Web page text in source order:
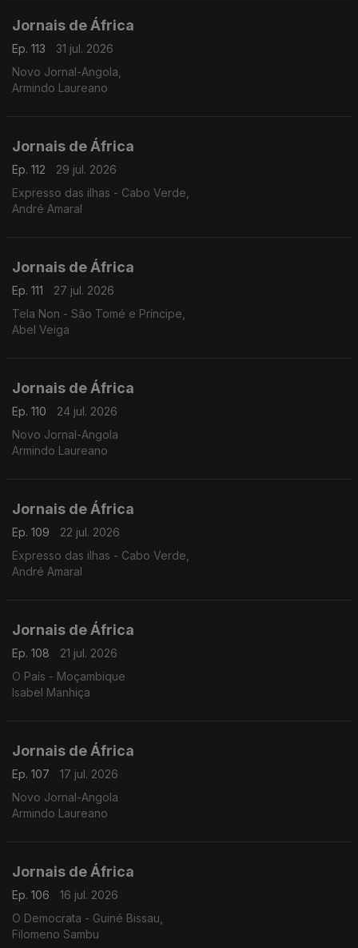
Jornais de África
Ep. 113
31 jul. 2026
Novo Jornal-Angola,
Armindo Laureano
Jornais de África
Ep. 112
29 jul. 2026
Expresso das ilhas - Cabo Verde,
André Amaral
Jornais de África
Ep. 111
27 jul. 2026
Tela Non - São Tomé e Príncipe,
Abel Veiga
Jornais de África
Ep. 110
24 jul. 2026
Novo Jornal-Angola
Armindo Laureano
Jornais de África
Ep. 109
22 jul. 2026
Expresso das ilhas - Cabo Verde,
André Amaral
Jornais de África
Ep. 108
21 jul. 2026
O País - Moçambique
Isabel Manhiça
Jornais de África
Ep. 107
17 jul. 2026
Novo Jornal-Angola
Armindo Laureano
Jornais de África
Ep. 106
16 jul. 2026
O Democrata - Guiné Bissau,
Filomeno Sambu